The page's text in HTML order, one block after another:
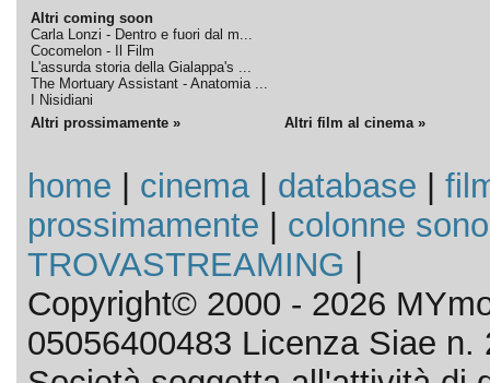
Altri coming soon
Carla Lonzi - Dentro e fuori dal m...
Cocomelon - Il Film
L'assurda storia della Gialappa's ...
The Mortuary Assistant - Anatomia ...
I Nisidiani
Altri prossimamente » Altri film al cinema »
home cinema| database
prossimamente
colonne
TROVASTREAMING
Copyright© 2000 - 2026
05056400483 Licenza Siae n.